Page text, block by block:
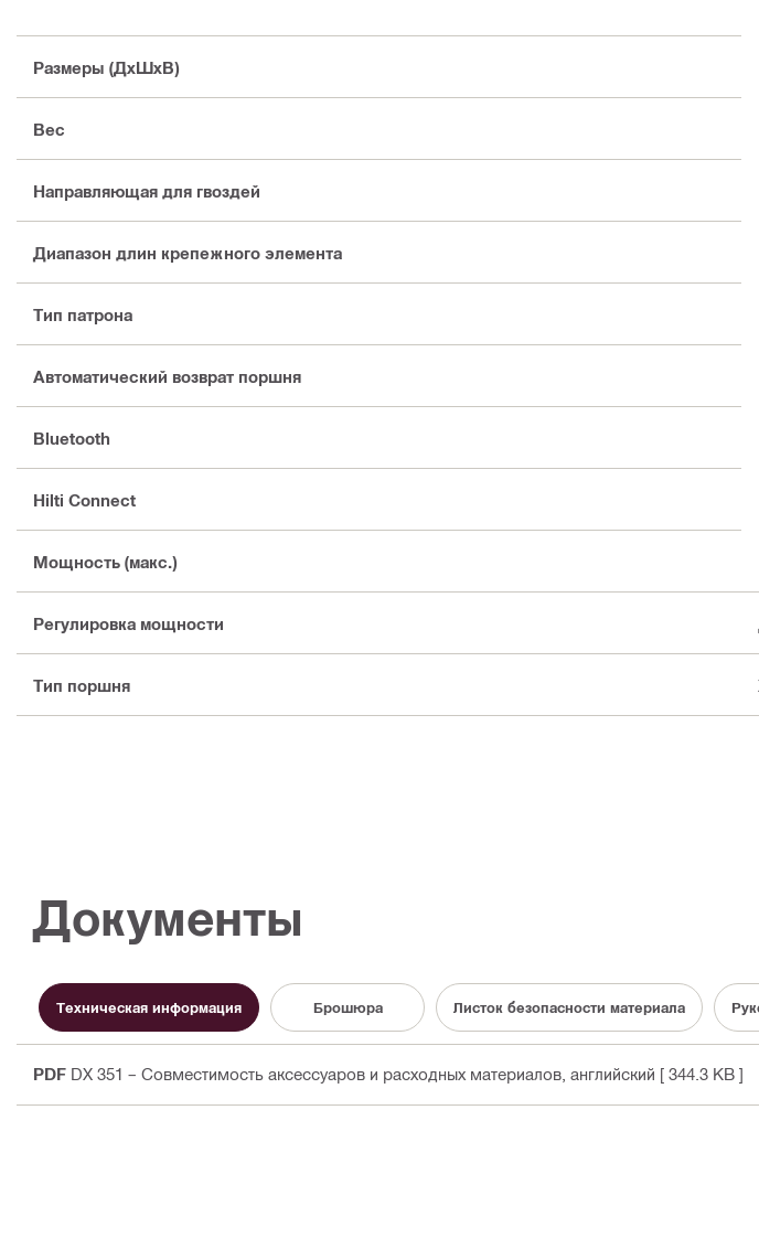
Размеры (ДхШхВ)
Вес
Направляющая для гвоздей
Диапазон длин крепежного элемента
Тип патрона
Автоматический возврат поршня
Bluetooth
Hilti Connect
Мощность (макс.)
Регулировка мощности
Тип поршня
Документы
Техническая информация Брошюра Листок безопасности материала
PDF DX 351 – Совместимость аксессуаров и расходных материалов , английский [ 344.3 KB ]